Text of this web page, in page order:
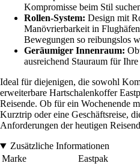
Kompromisse beim Stil
Rollen-System: Design mit
Manövrierbarkeit in
Bewegungen so reibungslos
Geräumiger Innenraum:
ausreichend Stauraum für
Ideal für diejenigen, die sowohl
erweiterbare Hartschalenkoffer
Reisende. Ob für ein Wochenende
Kurztrip oder eine Geschäftsreise,
Anforderungen der heutigen
Zusätzliche Informationen
Marke
Eastpak